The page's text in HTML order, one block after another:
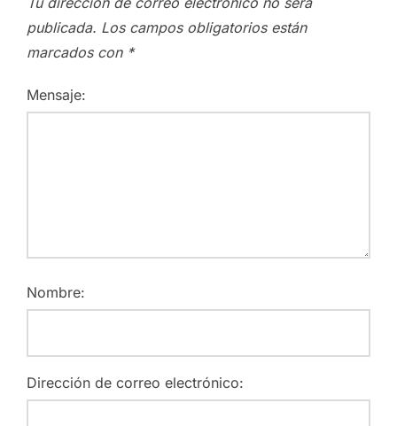
publicada. Los campos obligatorios están
marcados con *
Mensaje:
Nombre:
Dirección de correo electrónico: